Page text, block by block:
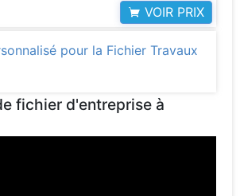
VOIR PRIX
pour la Fichier Travaux
fichier d'entreprise à